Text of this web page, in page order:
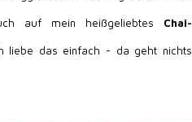
auf mein heißgeliebtes Chai-
liebe das einfach - da geht nichts